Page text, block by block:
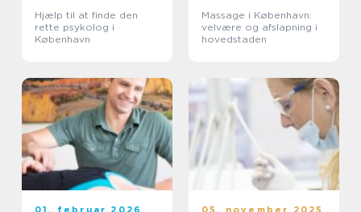
Hjælp til at finde den
rette psykolog i
København
Massage i København:
velvære og afslapning i
hovedstaden
01. februar 2026 05. november 2025